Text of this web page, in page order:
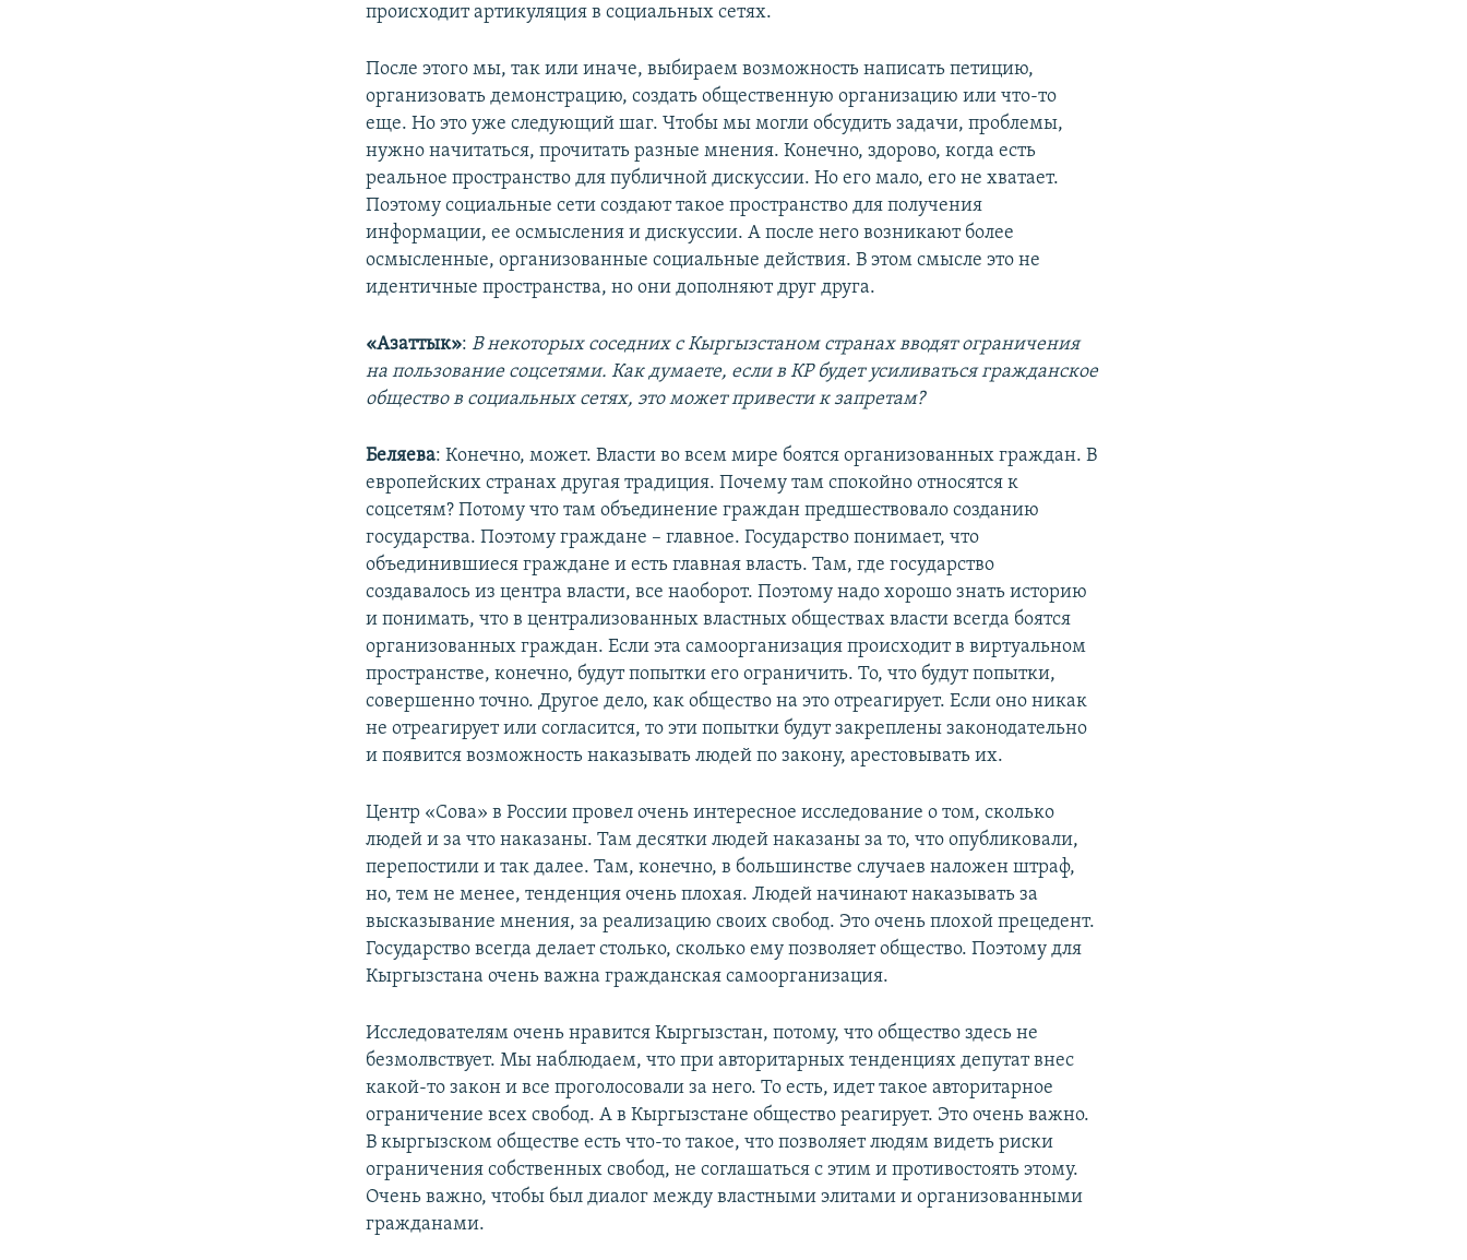
происходит артикуляция в социальных сетях.
После этого мы, так или иначе, выбираем возможность написать петицию,
организовать демонстрацию, создать общественную организацию или что-то
еще. Но это уже следующий шаг. Чтобы мы могли обсудить задачи, проблемы,
нужно начитаться, прочитать разные мнения. Конечно, здорово, когда есть
реальное пространство для публичной дискуссии. Но его мало, его не хватает.
Поэтому социальные сети создают такое пространство для получения
информации, ее осмысления и дискуссии. А после него возникают более
осмысленные, организованные социальные действия. В этом смысле это не
идентичные пространства, но они дополняют друг друга.
«Азаттык»:В некоторых соседних с Кыргызстаном странах вводят ограничения
на пользование соцсетями. Как думаете, если в КР будет усиливаться гражданское
общество в социальных сетях, это может привести к запретам?
Беляева: Конечно, может. Власти во всем мире боятся организованных граждан. В
европейских странах другая традиция. Почему там спокойно относятся к
соцсетям? Потому что там объединение граждан предшествовало созданию
государства. Поэтому граждане – главное. Государство понимает, что
объединившиеся граждане и есть главная власть. Там, где государство
создавалось из центра власти, все наоборот. Поэтому надо хорошо знать историю
и понимать, что в централизованных властных обществах власти всегда боятся
организованных граждан. Если эта самоорганизация происходит в виртуальном
пространстве, конечно, будут попытки его ограничить. То, что будут попытки,
совершенно точно. Другое дело, как общество на это отреагирует. Если оно никак
не отреагирует или согласится, то эти попытки будут закреплены законодательно
и появится возможность наказывать людей по закону, арестовывать их.
Центр «Сова» в России провел очень интересное исследование о том, сколько
людей и за что наказаны. Там десятки людей наказаны за то, что опубликовали,
перепостили и так далее. Там, конечно, в большинстве случаев наложен штраф,
но, тем не менее, тенденция очень плохая. Людей начинают наказывать за
высказывание мнения, за реализацию своих свобод. Это очень плохой прецедент.
Государство всегда делает столько, сколько ему позволяет общество. Поэтому для
Кыргызстана очень важна гражданская самоорганизация.
Исследователям очень нравится Кыргызстан, потому, что общество здесь не
безмолвствует. Мы наблюдаем, что при авторитарных тенденциях депутат внес
какой-то закон и все проголосовали за него. То есть, идет такое авторитарное
ограничение всех свобод. А в Кыргызстане общество реагирует. Это очень важно.
В кыргызском обществе есть что-то такое, что позволяет людям видеть риски
ограничения собственных свобод, не соглашаться с этим и противостоять этому.
Очень важно, чтобы был диалог между властными элитами и организованными
гражданами.